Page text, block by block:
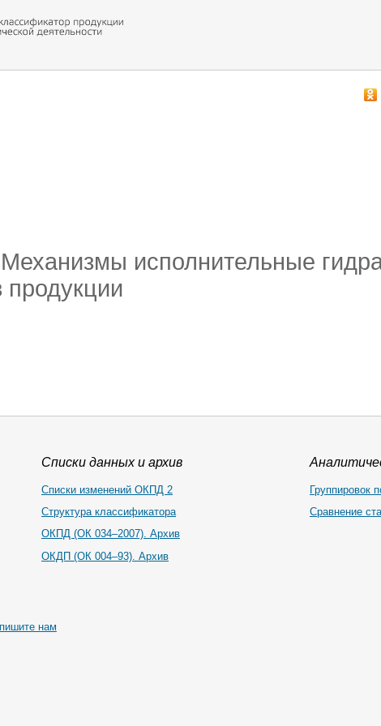
исполнительные
продукции
Списки данных и архив
Списки изменений ОКПД 2
Структура классификатора
ОКПД (ОК 034–2007). Архив
ОКДП (ОК 004–93). Архив
Группировок
Сравнение
нам